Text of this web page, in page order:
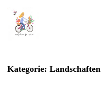
Kategorie: Landschaften